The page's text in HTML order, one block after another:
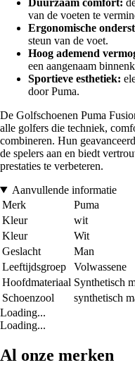
van de voeten te
Ergonomische
steun van de voet.
Hoog ademend
een aangenaam
Sportieve esthetiek:
door Puma.
De Golfschoenen Puma
alle golfers die techniek,
combineren. Hun
de spelers aan en biedt
prestaties te verbeteren.
Aanvullende informatie
Merk
Puma
Kleur
wit
Kleur
Wit
Geslacht
Man
Leeftijdsgroep
Volwassene
Hoofdmateriaal Synthetisch
Schoenzool
synthetisch
Loading...
Loading...
Al onze merken